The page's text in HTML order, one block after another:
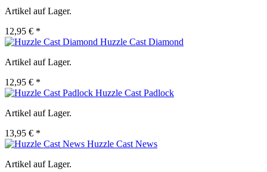
Artikel auf Lager.
12,95 € *
Huzzle Cast Diamond
Artikel auf Lager.
12,95 € *
Huzzle Cast Padlock
Artikel auf Lager.
13,95 € *
Huzzle Cast News
Artikel auf Lager.